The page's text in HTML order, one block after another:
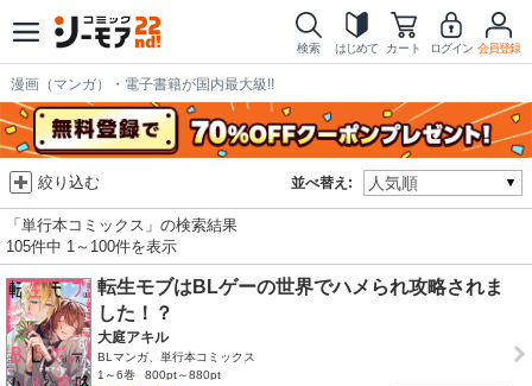
検索 はじめて カート ログイン 会員登録
漫画（マンガ）・電子書籍が国内最大級!!
並べ替え:
絞り込む
「単行本コミックス」の検索結果
105件中 1～100件を表示
転生モブはBLゲーの世界でハメられ攻略されま
した！？
大庭アキル
BLマンガ、単行本コミックス
1～6巻
800pt～880pt